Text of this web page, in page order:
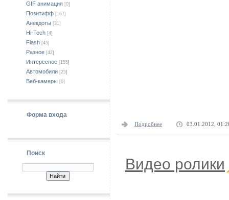
Подробнее 03.01.2012,
Видео ролики
GIF анимация [0]
Позитифф [167]
Анекдоты [31]
Hi-Tech [4]
Flash [45]
Разное [42]
Интересное [155]
Автомобили [25]
Веб-камеры [0]
Форма входа
Поиск